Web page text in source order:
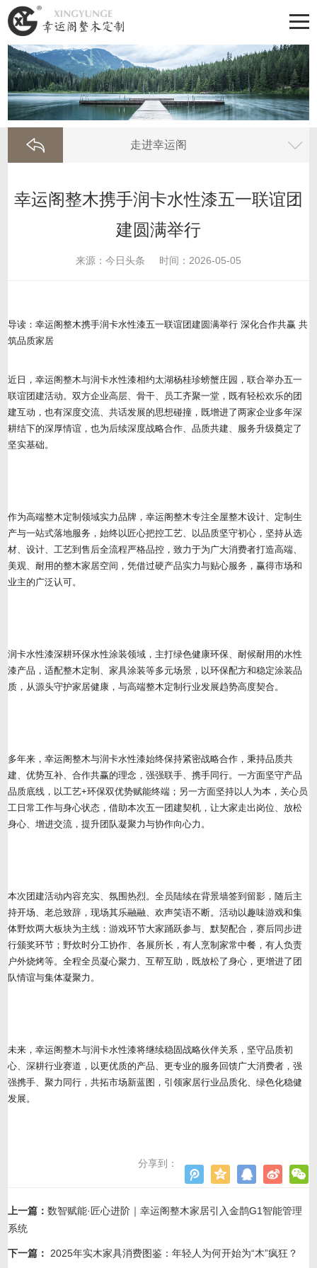
走进幸运阁
幸运阁整木携手润卡水性漆五一联谊团
建圆满举行
来源：今日头条 时间：2026-05-05
导读：幸运阁整木携手润卡水性漆五一联谊团建圆满举行 深化合作共赢 共
筑品质家居
近日，幸运阁整木与润卡水性漆相约太湖杨桂珍螃蟹庄园，联合举办五一
联谊团建活动。双方企业高层、骨干、员工齐聚一堂，既有轻松欢乐的团
建互动，也有深度交流、共话发展的思想碰撞，既增进了两家企业多年深
耕结下的深厚情谊，也为后续深度战略合作、品质共建、服务升级奠定了
坚实基础。
作为高端整木定制领域实力品牌，幸运阁整木专注全屋整木设计、定制生
产与一站式落地服务，始终以匠心把控工艺、以品质坚守初心，坚持从选
材、设计、工艺到售后全流程严格品控，致力于为广大消费者打造高端、
美观、耐用的整木家居空间，凭借过硬产品实力与贴心服务，赢得市场和
业主的广泛认可。
润卡水性漆深耕环保水性涂装领域，主打绿色健康环保、耐候耐用的水性
漆产品，适配整木定制、家具涂装等多元场景，以环保配方和稳定涂装品
质，从源头守护家居健康，与高端整木定制行业发展趋势高度契合。
多年来，幸运阁整木与润卡水性漆始终保持紧密战略合作，秉持品质共
建、优势互补、合作共赢的理念，强强联手、携手同行。一方面坚守产品
品质底线，以工艺+环保双优势赋能终端；另一方面坚持以人为本，关心员
工日常工作与身心状态，借助本次五一团建契机，让大家走出岗位、放松
身心、增进交流，提升团队凝聚力与协作向心力。
本次团建活动内容充实、氛围热烈。全员陆续在背景墙签到留影，随后主
持开场、老总致辞，现场其乐融融、欢声笑语不断。活动以趣味游戏和集
体野炊两大板块为主线：游戏环节大家踊跃参与、默契配合，赛后同步进
行颁奖环节；野炊时分工协作、各展所长，有人烹制家常中餐，有人负责
户外烧烤等。全程全员凝心聚力、互帮互助，既放松了身心，更增进了团
队情谊与集体凝聚力。
未来，幸运阁整木与润卡水性漆将继续稳固战略伙伴关系，坚守品质初
心、深耕行业赛道，以更优质的产品、更专业的服务回馈广大消费者，强
强携手、聚力同行，共拓市场新蓝图，引领家居行业品质化、绿色化稳健
发展。
分享到：
上一篇：数智赋能·匠心进阶｜幸运阁整木家居引入金鹊G1智能管理
系统
下一篇： 2025年实木家具消费图鉴：年轻人为何开始为“木”疯狂？